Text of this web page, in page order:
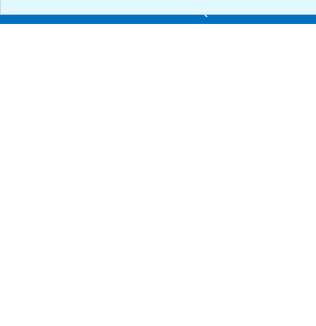
GERER
COMPTE PRO UNE QUESTION ?